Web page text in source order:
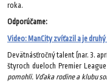
roka.
Odporúčame:
Video: ManCity zvíťazil a je
Devätnásťročný talent (nar. 3.
štyroch dueloch Premier
pomohli. Vďaka rodine a klubu